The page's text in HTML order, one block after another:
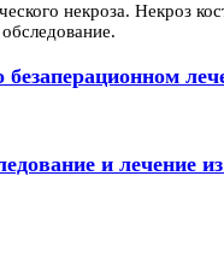
некроза. Некроз
и лечение